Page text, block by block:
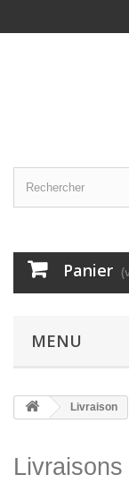
Panier
MENU
Livraison